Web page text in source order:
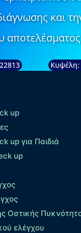
και
Κυψέλη:
up
up για Παιδιά
up
Οστικής
ελέγχου